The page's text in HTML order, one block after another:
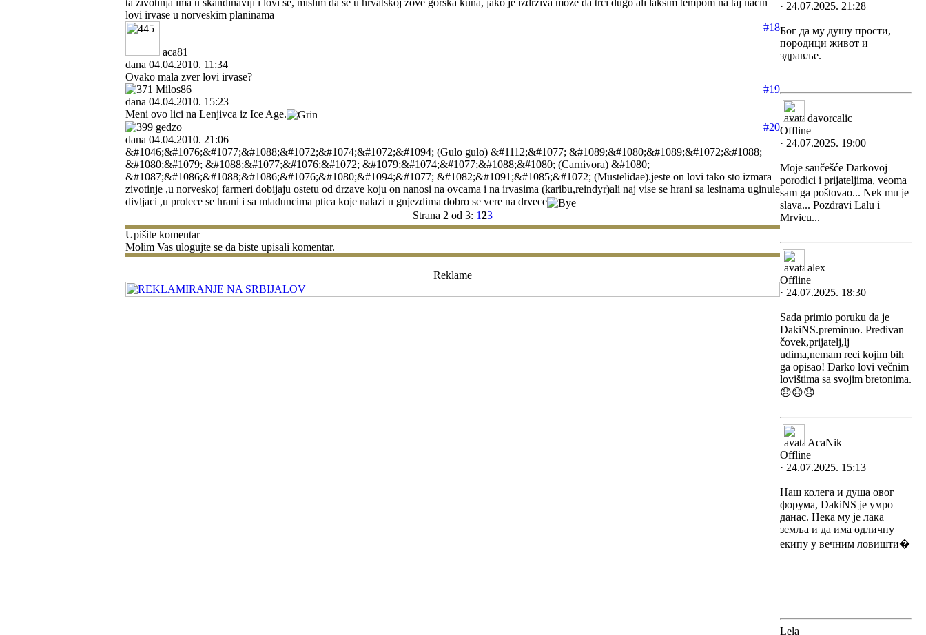
ta zivotinja ima u skandinaviji i lovi se, mislim da se u hrvatskoj zove gorska kuna, jako je izdrziva moze da trci dugo ali laksim tempom na taj nacin
lovi irvase u norveskim planinama
#18
aca81
dana 04.04.2010. 11:34
Ovako mala zver lovi irvase?
#19
Milos86
dana 04.04.2010. 15:23
Meni ovo lici na Lenjivca iz Ice Age.
#20
gedzo
dana 04.04.2010. 21:06
&#1046;&#1076;&#1077;&#1088;&#1072;&#1074;&#1072;&#1094; (Gulo gulo) &#1112;&#1077; &#1089;&#1080;&#1089;&#1072;&#1088;
&#1080;&#1079; &#1088;&#1077;&#1076;&#1072; &#1079;&#1074;&#1077;&#1088;&#1080; (Carnivora) &#1080;
&#1087;&#1086;&#1088;&#1086;&#1076;&#1080;&#1094;&#1077; &#1082;&#1091;&#1085;&#1072; (Mustelidae).jeste on lovi tako sto izmara
zivotinje ,u norveskoj farmeri dobijaju ostetu od drzave koju on nanosi na ovcama i na irvasima (karibu,reindyr)ali naj vise se hrani sa lesinama uginule
divljaci ,u prolece se hrani i sa mladuncima ptica koje nalazi u gnjezdima dobro se vere na drvece
Strana 2 od 3: 123
Upišite komentar
Molim Vas ulogujte se da biste upisali komentar.
Reklame
· 24.07.2025. 21:28
Бог да му душу прости,
породици живот и
здравље.
davorcalic
Offline
· 24.07.2025. 19:00
Moje saučešće Darkovoj
porodici i prijateljima, veoma
sam ga poštovao... Nek mu je
slava... Pozdravi Lalu i
Mrvicu...
alex
Offline
· 24.07.2025. 18:30
Sada primio poruku da je
DakiNS.preminuo. Predivan
čovek,prijatelj,lj
udima,nemam reci kojim bih
ga opisao! Darko lovi večnim
lovištima sa svojim bretonima.
😞😞😞
AcaNik
Offline
· 24.07.2025. 15:13
Наш колега и душа овог
форума, DakiNS је умро
данас. Нека му је лака
земља и да има одличну
екипу у вечним ловишти�
Lela